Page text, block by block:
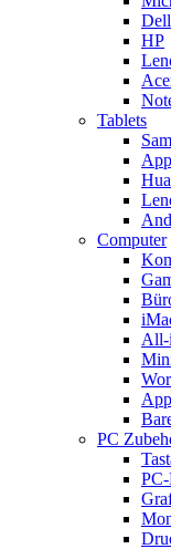
Dell
HP
Tablets
Computer
All-
PC